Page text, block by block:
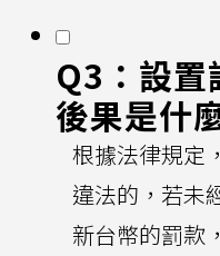
Q3：設置
後果是什
根據法律規定
違法的，若未
新台幣的罰款